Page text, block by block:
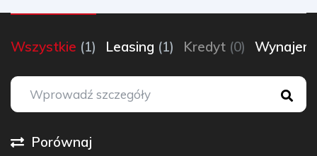
Wszystkie (1) Leasing (1) Kredyt (0) Wynajem
Porównaj